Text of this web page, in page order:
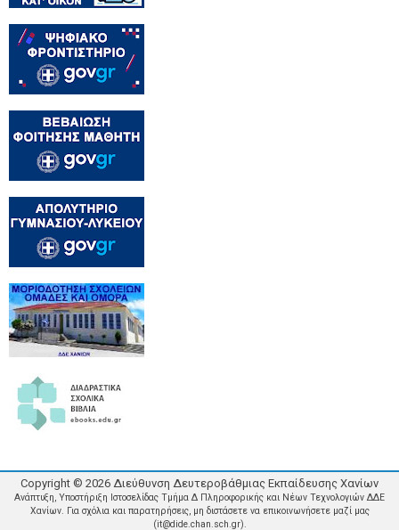
Copyright © 2026 Διεύθυνση Δευτεροβάθμιας Εκπαίδευσης Χανίων
Ανάπτυξη, Υποστήριξη Ιστοσελίδας Τμήμα Δ Πληροφορικής και Νέων Τεχνολογιών ΔΔΕ
Χανίων. Για σχόλια και παρατηρήσεις, μη διστάσετε να επικοινωνήσετε μαζί μας
(it@dide.chan.sch.gr).